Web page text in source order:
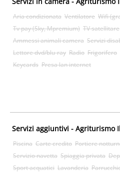
Aria condizionata Ventilatore Wifi
Tv pay (Sky, Mpremium) TV satellitare
Ammessi animali camera Servizi
Lettore dvd/blu-ray Radio Frigorifero
Keycards Presa lan internet
Servizi aggiuntivi - Agriturismo
Piscina Carte credito Portiere
Servizio navetta Spiaggia privata
Sport acquatici Lavanderia